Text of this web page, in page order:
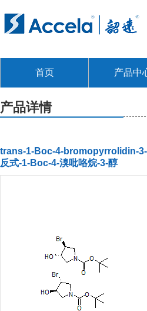
首页 产品中
产品详情
trans-1-Boc-4-bromopyrrolidin-3-
反式-1-Boc-4-溴吡咯烷-3-醇